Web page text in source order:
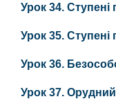
Урок 34. Ступені
Урок 35. Ступені
Урок 36.
Урок 37. Орудний